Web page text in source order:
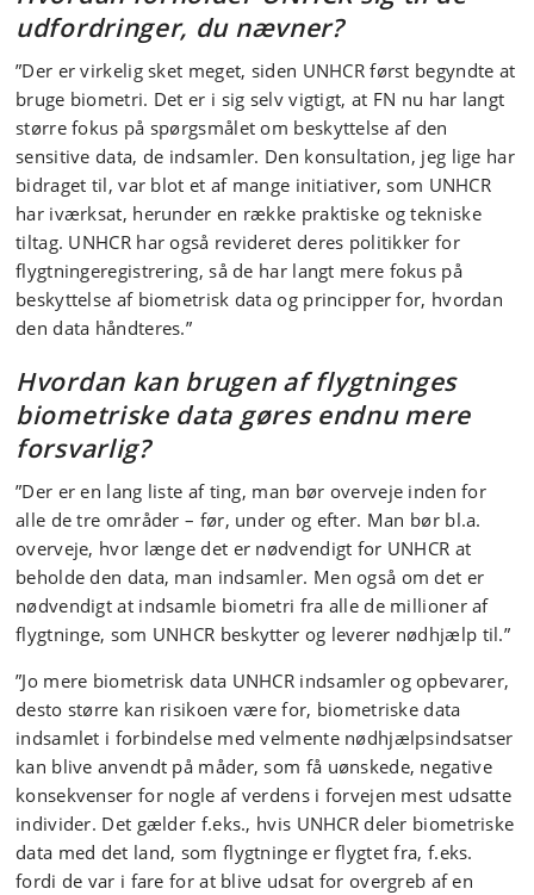
udfordringer, du nævner?
”Der er virkelig sket meget, siden UNHCR først begyndte at
bruge biometri. Det er i sig selv vigtigt, at FN nu har langt
større fokus på spørgsmålet om beskyttelse af den
sensitive data, de indsamler. Den konsultation, jeg lige har
bidraget til, var blot et af mange initiativer, som UNHCR
har iværksat, herunder en række praktiske og tekniske
tiltag. UNHCR har også revideret deres politikker for
flygtningeregistrering, så de har langt mere fokus på
beskyttelse af biometrisk data og principper for, hvordan
den data håndteres.”
Hvordan kan brugen afflygtninges
biometriske data gøres endnu mere
forsvarlig?
”Der er en lang liste af ting, man bør overveje inden for
alle de tre områder – før, under og efter. Man bør bl.a.
overveje, hvor længe det er nødvendigt for UNHCR at
beholde den data, man indsamler. Men også om det er
nødvendigt at indsamle biometri fra alle de millioner af
flygtninge, som UNHCR beskytter og leverer nødhjælp til.”
”Jo mere biometrisk data UNHCR indsamler og opbevarer,
desto større kan risikoen være for, biometriske data
indsamlet i forbindelse med velmente nødhjælpsindsatser
kan blive anvendt på måder, som få uønskede, negative
konsekvenser for nogle af verdens i forvejen mest udsatte
individer. Det gælder f.eks., hvis UNHCR deler biometriske
data med det land, som flygtninge er flygtet fra, f.eks.
fordi de var i fare for at blive udsat for overgreb af en